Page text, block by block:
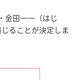
金田一一（はじ
ることが決定しま